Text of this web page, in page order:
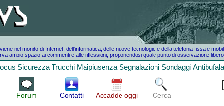
nel mondo di Internet, dell'informatica, delle nuove tecnologie e della telefonia fissa e
ampio spazio ai commenti e alle riflessioni, proponendosi quale punto di osservazione libero
Sicurezza Trucchi Maipiusenza Segnalazioni Sondaggi Antibufala
Forum Contatti Accadde oggi Cerca